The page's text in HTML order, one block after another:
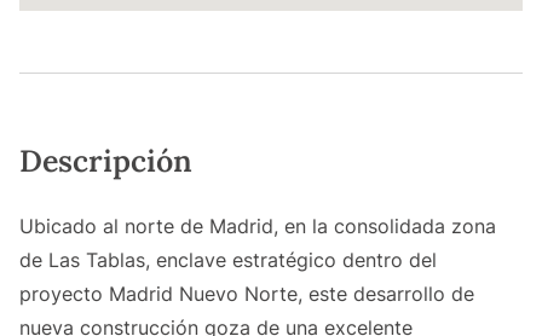
Descripción
Ubicado al norte de Madrid, en la consolidada zona
de Las Tablas, enclave estratégico dentro del
proyecto Madrid Nuevo Norte, este desarrollo de
nueva construcción goza de una excelente